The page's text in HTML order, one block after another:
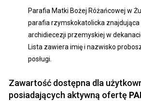
Parafia Matki Bożej Różańcowej w
parafia rzymskokatolicka znajdująca
archidiecezji przemyskiej w
Lista zawiera imię i nazwisko
posługi.
Zawartość dostępna dla
posiadających aktywną ofertę